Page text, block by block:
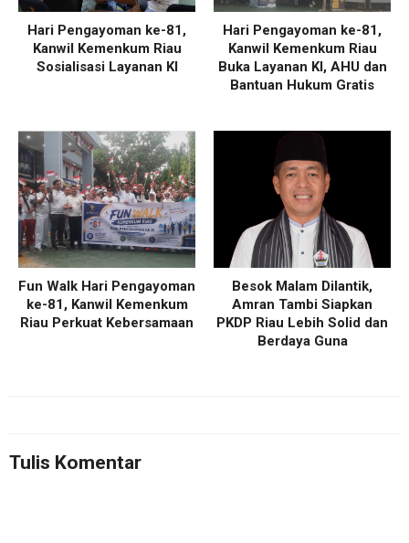
Hari Pengayoman ke-81,
Kanwil Kemenkum Riau
Sosialisasi Layanan KI
Hari Pengayoman ke-81,
Kanwil Kemenkum Riau
Buka Layanan KI, AHU dan
Bantuan Hukum Gratis
Fun Walk Hari Pengayoman
ke-81, Kanwil Kemenkum
Riau Perkuat Kebersamaan
Besok Malam Dilantik,
Amran Tambi Siapkan
PKDP Riau Lebih Solid dan
Berdaya Guna
Tulis Komentar